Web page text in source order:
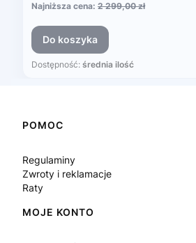
Najniższa cena: 2 299,00 zł
Do koszyka
Dostępność: średnia ilość
Linki w stopce
POMOC
Regulaminy
Zwroty i reklamacje
Raty
MOJE KONTO